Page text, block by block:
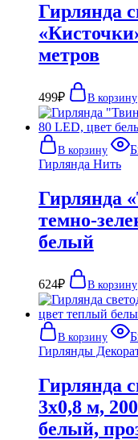
Гирлянда
метров
499₽ В корзину
В корзину
Гирлянда Нить
Гирлянда
темно-
белый
624₽ В корзину
В корзину
Гирлянды
Гирлянда
3х0,8 м,
белый,